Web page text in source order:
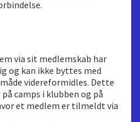
via sit medlemskab har
og kan ikke byttes med
videreformidles. Dette
camps i klubben og på
et medlem er tilmeldt via